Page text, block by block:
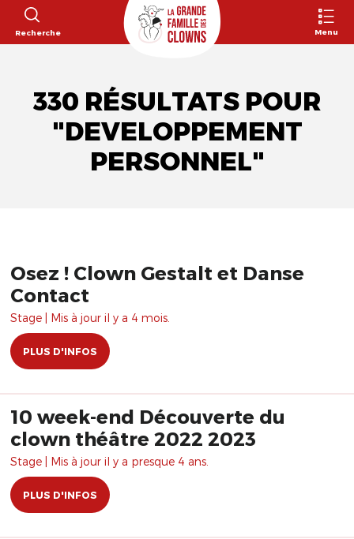
Recherche Menu
330 RÉSULTATS POUR
"DEVELOPPEMENT
PERSONNEL"
Osez ! Clown Gestalt et Danse
Contact
Stage | Mis à jour il y a 4 mois.
PLUS D'INFOS
10 week-end Découverte du
clown théâtre 2022 2023
Stage | Mis à jour il y a presque 4 ans.
PLUS D'INFOS